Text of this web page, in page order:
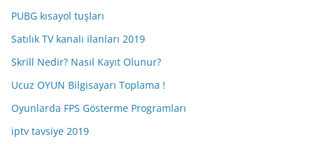
PUBG kısayol tuşları
Satılık TV kanalı ilanları 2019
Skrill Nedir? Nasıl Kayıt Olunur?
Ucuz OYUN Bilgisayarı Toplama !
Oyunlarda FPS Gösterme Programları
iptv tavsiye 2019